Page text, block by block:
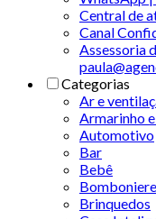
Central de
Canal
Assessoria
Categorias
Ar e
Armarinho
Automotivo
Bar
Bebê
Bomboniere
Brinquedos